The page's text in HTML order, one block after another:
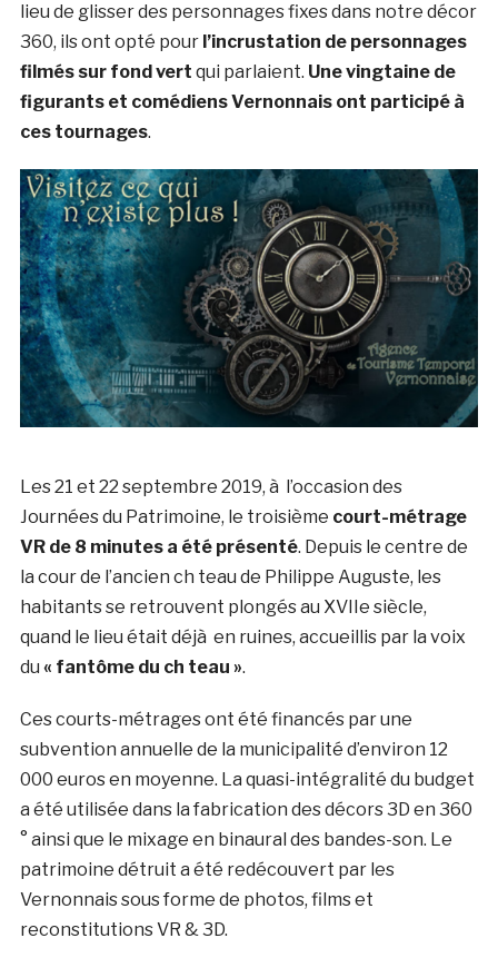
lieu de glisser des personnages fixes dans notre décor
360, ils ont opté pour l’incrustation de personnages
filmés sur fond vert qui parlaient. Une vingtaine de
figurants et comédiens Vernonnais ont participé à
ces tournages.
Les 21 et 22 septembre 2019, à l’occasion des
Journées du Patrimoine, le troisième court-métrage
VR de 8 minutes a été présenté. Depuis le centre de
la cour de l’ancien ch teau de Philippe Auguste, les
habitants se retrouvent plongés au XVIIe siècle,
quand le lieu était déjà en ruines, accueillis par la voix
du « fantôme du ch teau ».
Ces courts-métrages ont été financés par une
subvention annuelle de la municipalité d’environ 12
000 euros en moyenne. La quasi-intégralité du budget
a été utilisée dans la fabrication des décors 3D en 360
° ainsi que le mixage en binaural des bandes-son. Le
patrimoine détruit a été redécouvert par les
Vernonnais sous forme de photos, films et
reconstitutions VR & 3D.